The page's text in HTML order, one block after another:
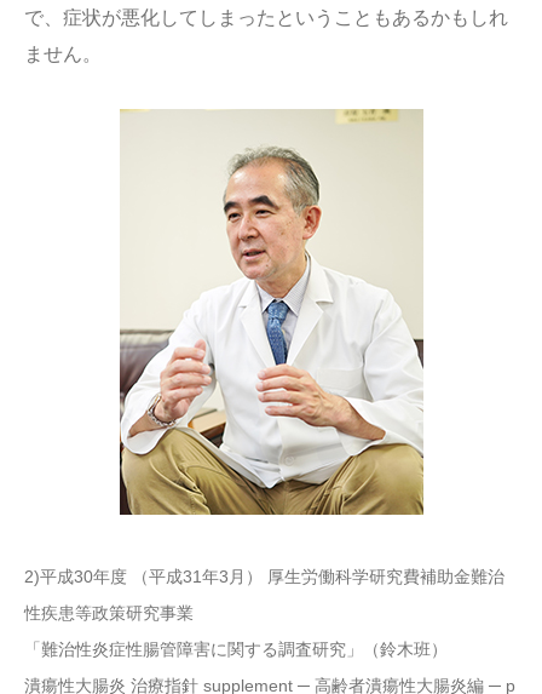
で、症状が悪化してしまったということもあるかもしれ
ません。
2)平成30年度 （平成31年3⽉） 厚⽣労働科学研究費補助⾦難治
性疾患等政策研究事業
「難治性炎症性腸管障害に関する調査研究」（鈴⽊班）
潰瘍性⼤腸炎 治療指針 supplement ─ ⾼齢者潰瘍性⼤腸炎編 ─ p